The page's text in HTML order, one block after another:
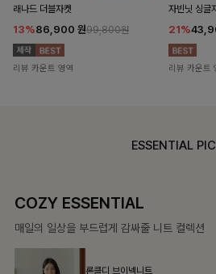
래나드 더블자켓
13%86,900 원99,800원
리뷰 카운트 영역
자빈닛 싱글
21%
리뷰 카운트
ESSENTIAL
COZY ESSENTIAL
매일의 일상을 부드럽게 감싸줄 니트 컬렉션
론클디 브이넥니트